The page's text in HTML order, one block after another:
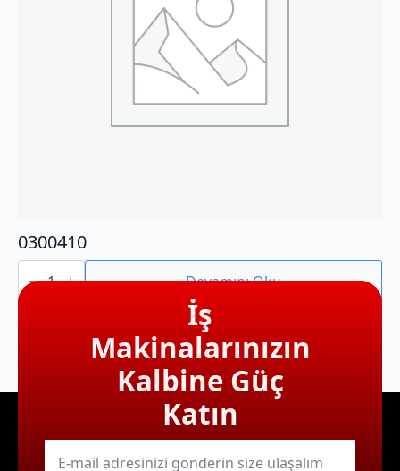
0300410
0300410
adet Devamını Oku
İş
Makinalarınızın
Kalbine Güç
Katın
E-
mail